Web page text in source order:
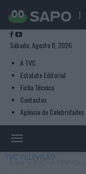
Sábado, Agosto 8, 2026
A TVC
Estatuto Editorial
Ficha Técnica
Contactos
Agência de Celebridades
TVC TELEVISÃO
Início REGIÃO CENTRO